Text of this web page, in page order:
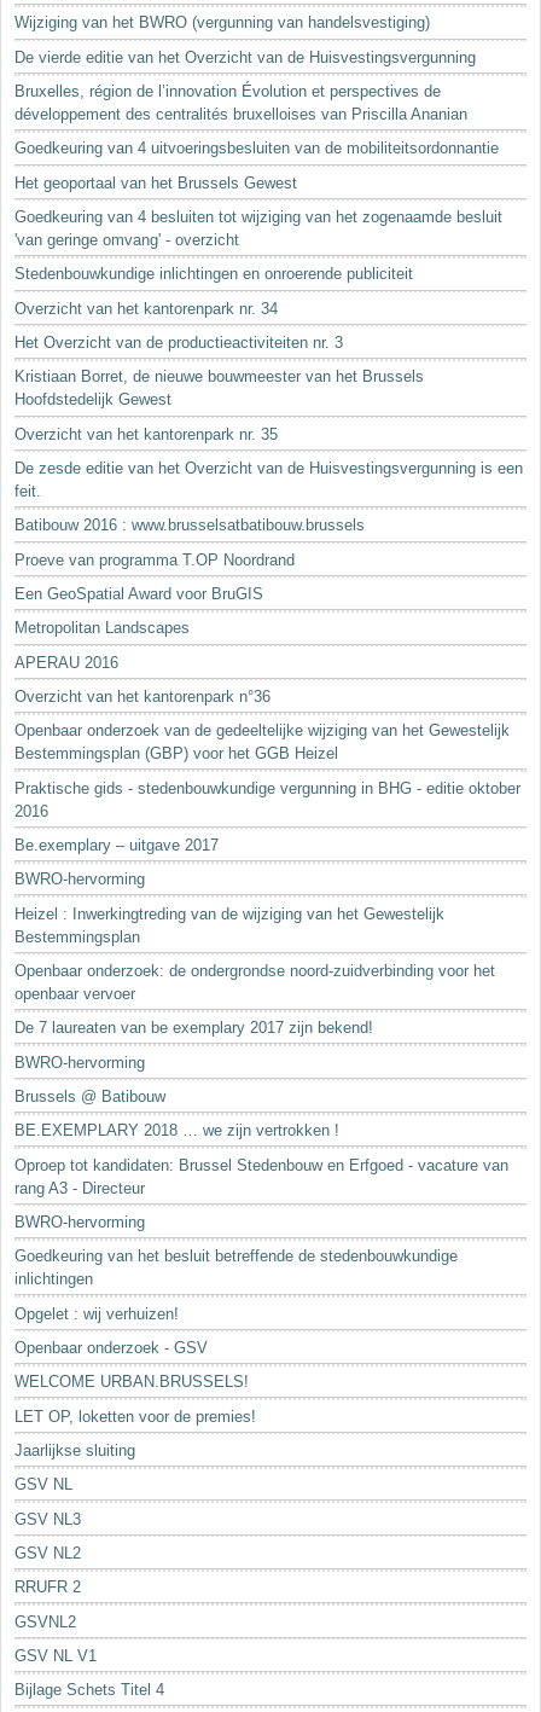
Wijziging van het BWRO (vergunning van handelsvestiging)
De vierde editie van het Overzicht van de Huisvestingsvergunning
Bruxelles, région de l’innovation Évolution et perspectives de
développement des centralités bruxelloises van Priscilla Ananian
Goedkeuring van 4 uitvoeringsbesluiten van de mobiliteitsordonnantie
Het geoportaal van het Brussels Gewest
Goedkeuring van 4 besluiten tot wijziging van het zogenaamde besluit
'van geringe omvang' - overzicht
Stedenbouwkundige inlichtingen en onroerende publiciteit
Overzicht van het kantorenpark nr. 34
Het Overzicht van de productieactiviteiten nr. 3
Kristiaan Borret, de nieuwe bouwmeester van het Brussels
Hoofdstedelijk Gewest
Overzicht van het kantorenpark nr. 35
De zesde editie van het Overzicht van de Huisvestingsvergunning is een
feit.
Batibouw 2016 : www.brusselsatbatibouw.brussels
Proeve van programma T.OP Noordrand
Een GeoSpatial Award voor BruGIS
Metropolitan Landscapes
APERAU 2016
Overzicht van het kantorenpark n°36
Openbaar onderzoek van de gedeeltelijke wijziging van het Gewestelijk
Bestemmingsplan (GBP) voor het GGB Heizel
Praktische gids - stedenbouwkundige vergunning in BHG - editie oktober
2016
Be.exemplary – uitgave 2017
BWRO-hervorming
Heizel : Inwerkingtreding van de wijziging van het Gewestelijk
Bestemmingsplan
Openbaar onderzoek: de ondergrondse noord-zuidverbinding voor het
openbaar vervoer
De 7 laureaten van be exemplary 2017 zijn bekend!
BWRO-hervorming
Brussels @ Batibouw
BE.EXEMPLARY 2018 … we zijn vertrokken !
Oproep tot kandidaten: Brussel Stedenbouw en Erfgoed - vacature van
rang A3 - Directeur
BWRO-hervorming
Goedkeuring van het besluit betreffende de stedenbouwkundige
inlichtingen
Opgelet : wij verhuizen!
Openbaar onderzoek - GSV
WELCOME URBAN.BRUSSELS!
LET OP, loketten voor de premies!
Jaarlijkse sluiting
GSV NL
GSV NL3
GSV NL2
RRUFR 2
GSVNL2
GSV NL V1
Bijlage Schets Titel 4